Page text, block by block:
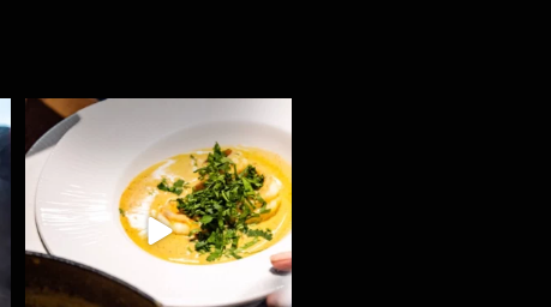
Všechny fámozní recepty, které znáte z našich
0